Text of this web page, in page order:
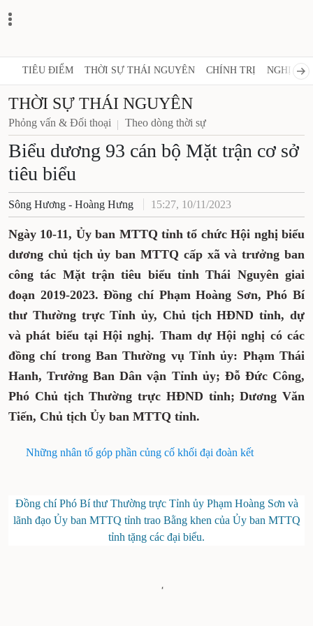
TIÊU ĐIỂM THỜI SỰ THÁI NGUYÊN CHÍNH TRỊ NGHỊ
THỜI SỰ THÁI NGUYÊN
Phỏng vấn & Đối thoại Theo dòng thời sự
Biểu dương 93 cán bộ Mặt trận cơ sở
tiêu biểu
Sông Hương - Hoàng Hưng 15:27, 10/11/2023
Ngày 10-11, Ủy ban MTTQ tỉnh tổ chức Hội nghị biểu
dương chủ tịch ủy ban MTTQ cấp xã và trưởng ban
công tác Mặt trận tiêu biểu tỉnh Thái Nguyên giai
đoạn 2019-2023. Đồng chí Phạm Hoàng Sơn, Phó Bí
thư Thường trực Tỉnh ủy, Chủ tịch HĐND tỉnh, dự
và phát biểu tại Hội nghị. Tham dự Hội nghị có các
đồng chí trong Ban Thường vụ Tỉnh ủy: Phạm Thái
Hanh, Trưởng Ban Dân vận Tỉnh ủy; Đỗ Đức Công,
Phó Chủ tịch Thường trực HĐND tỉnh; Dương Văn
Tiến, Chủ tịch Ủy ban MTTQ tỉnh.
Những nhân tố góp phần củng cố khối đại đoàn kết
Đồng chí Phó Bí thư Thường trực Tỉnh ủy Phạm Hoàng Sơn và
lãnh đạo Ủy ban MTTQ tỉnh trao Bằng khen của Ủy ban MTTQ
tỉnh tặng các đại biểu.